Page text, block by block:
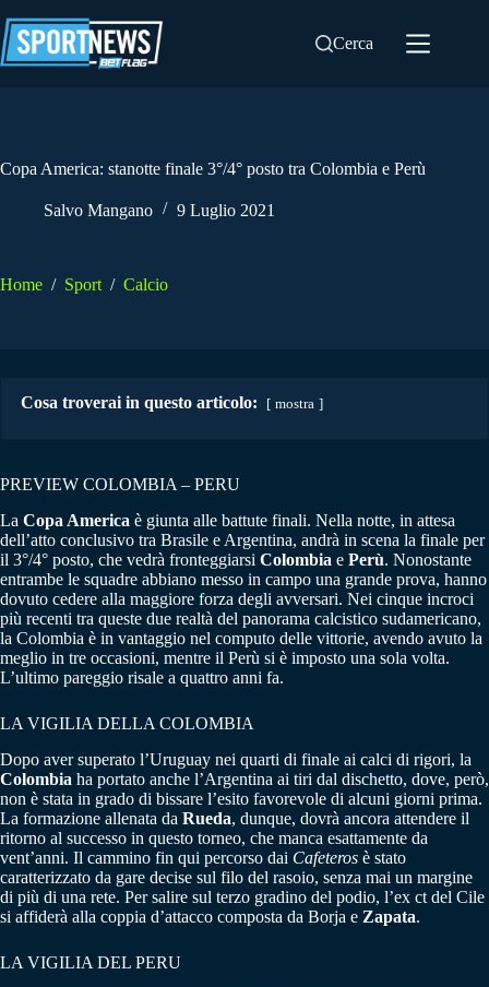
al
contenuto
Cerca
Copa America: stanotte finale 3°/4° posto tra Colombia e Perù
Salvo Mangano 9 Luglio 2021
Home / Sport / Calcio
Cosa troverai in questo articolo: mostra
PREVIEW COLOMBIA – PERU
La Copa America è giunta alle battute finali. Nella notte, in attesa
dell’atto conclusivo tra Brasile e Argentina, andrà in scena la finale per
il 3°/4° posto, che vedrà fronteggiarsi Colombia e Perù. Nonostante
entrambe le squadre abbiano messo in campo una grande prova, hanno
dovuto cedere alla maggiore forza degli avversari. Nei cinque incroci
più recenti tra queste due realtà del panorama calcistico sudamericano,
la Colombia è in vantaggio nel computo delle vittorie, avendo avuto la
meglio in tre occasioni, mentre il Perù si è imposto una sola volta.
L’ultimo pareggio risale a quattro anni fa.
LA VIGILIA DELLA COLOMBIA
Dopo aver superato l’Uruguay nei quarti di finale ai calci di rigori, la
Colombia ha portato anche l’Argentina ai tiri dal dischetto, dove, però,
non è stata in grado di bissare l’esito favorevole di alcuni giorni prima.
La formazione allenata da Rueda, dunque, dovrà ancora attendere il
ritorno al successo in questo torneo, che manca esattamente da
vent’anni. Il cammino fin qui percorso dai Cafeteros è stato
caratterizzato da gare decise sul filo del rasoio, senza mai un margine
di più di una rete. Per salire sul terzo gradino del podio, l’ex ct del Cile
si affiderà alla coppia d’attacco composta da Borja e Zapata.
LA VIGILIA DEL PERU